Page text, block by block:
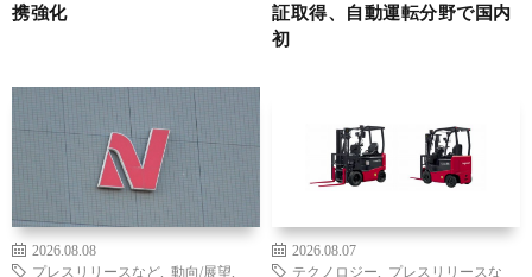
携強化
証取得、自動運転分野で国内
初
2026.08.08
プレスリリースなど
動向/展望
2026.08.07
テクノロジー
プレスリリースな